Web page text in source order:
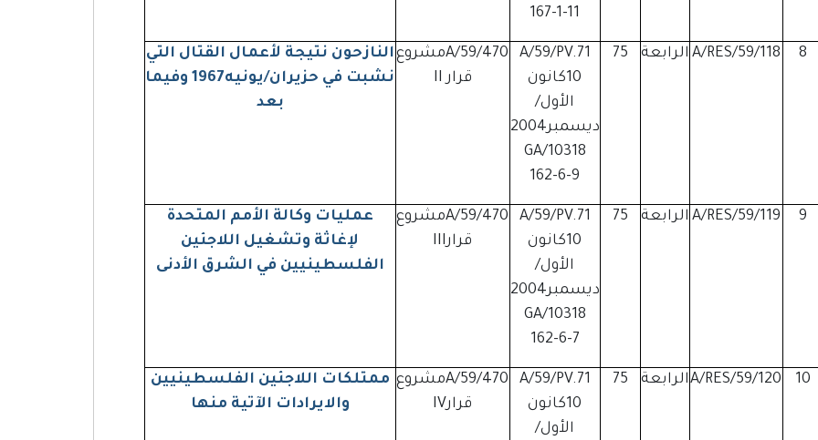
167-1-11
8
A/RES/59/118 الرابعة 75
A/59/PV.71
10كانون
الأول/
ديسمبر2004
GA/10318
162-6-9
A/59/470مشروع
قرار II
النازحون نتيجة لأعمال القتال التي
نشبت في حزيران/يونيه1967 وفيما
بعد
9
A/RES/59/119 الرابعة 75
A/59/PV.71
10كانون
الأول/
ديسمبر2004
GA/10318
162-6-7
A/59/470مشروع
قرارIII
عمليات وكالة الأمم المتحدة
لإغاثة وتشغيل اللاجئين
الفلسطينيين في الشرق الأدنى
10
A/RES/59/120الرابعة 75
A/59/PV.71
10كانون
الأول/
A/59/470مشروع
قرارIV
ممتلكات اللاجئين الفلسطينيين
والايرادات الآتية منها